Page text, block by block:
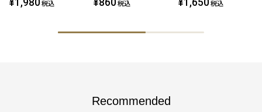
税込 税込 税込
Recommended